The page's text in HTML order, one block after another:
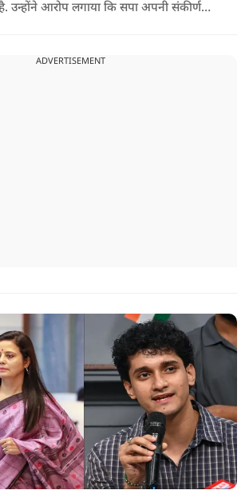
उन्होंने आरोप लगाया कि सपा अपनी संकीर्ण
ADVERTISEMENT